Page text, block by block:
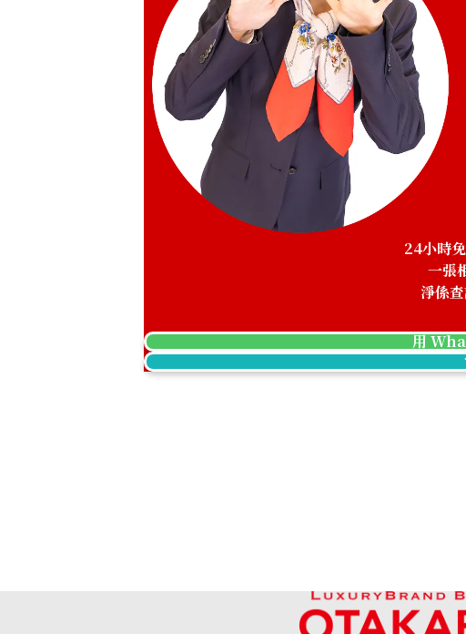
Alexandrite necklace 1.53 ct
24小時
一張
淨係
用